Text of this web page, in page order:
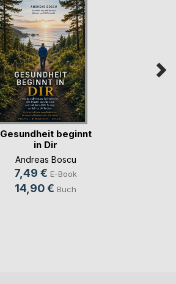
Gesundheit beginnt
in Dir
Andreas Boscu
7,49 € E-Book
14,90 € Buch